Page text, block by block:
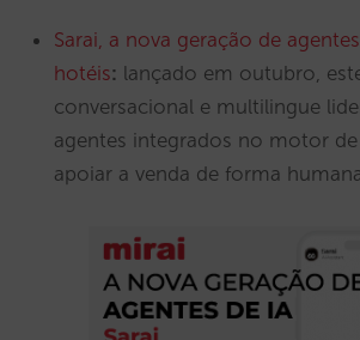
Sarai, a nova geração de
hotéis: lançado em outubro,
conversacional e multilingue
agentes integrados no motor de
apoiar a venda de forma